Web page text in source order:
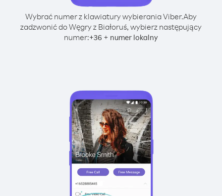
Wybrać numer z klawiatury wybierania Viber.Aby
zadzwonić do Węgry z Białoruś, wybierz następujący
numer:+36 + numer lokalny